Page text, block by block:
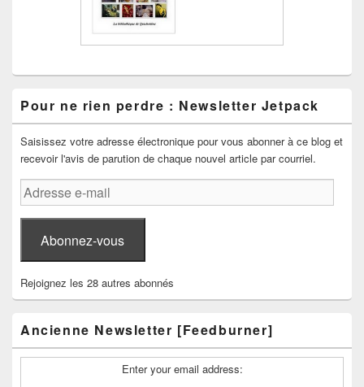
Pour ne rien perdre : Newsletter Jetpack
Saisissez votre adresse électronique pour vous abonner à ce blog et
recevoir l'avis de parution de chaque nouvel article par courriel.
Adresse
e-
mail
Abonnez-vous
Rejoignez les 28 autres abonnés
Ancienne Newsletter [Feedburner]
Enter your email address: